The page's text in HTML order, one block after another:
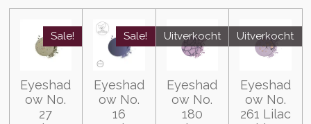
Sale!
Eyeshad
ow No.
27
Sale!
Eyeshad
ow No.
16
Uitverkocht
Eyeshad
ow No.
180
Uitverkocht
Eyeshad
ow No.
261 Lilac